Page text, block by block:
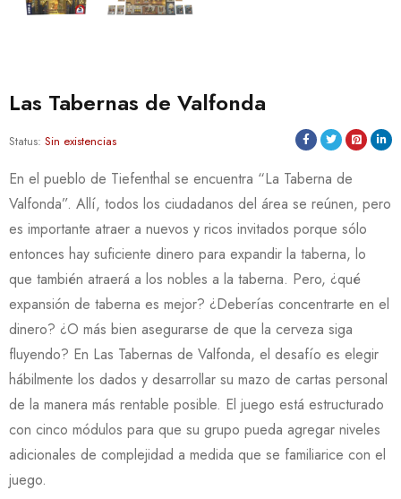
Las Tabernas de Valfonda
Status: Sin existencias
En el pueblo de Tiefenthal se encuentra “La Taberna de
Valfonda”. Allí, todos los ciudadanos del área se reúnen, pero
es importante atraer a nuevos y ricos invitados porque sólo
entonces hay suficiente dinero para expandir la taberna, lo
que también atraerá a los nobles a la taberna. Pero, ¿qué
expansión de taberna es mejor? ¿Deberías concentrarte en el
dinero? ¿O más bien asegurarse de que la cerveza siga
fluyendo? En Las Tabernas de Valfonda, el desafío es elegir
hábilmente los dados y desarrollar su mazo de cartas personal
de la manera más rentable posible. El juego está estructurado
con cinco módulos para que su grupo pueda agregar niveles
adicionales de complejidad a medida que se familiarice con el
juego.